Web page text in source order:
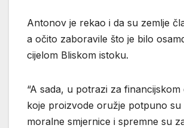
Antonov je rekao i da su zemlje
a očito zaboravile što je bilo
cijelom Bliskom istoku.
“A sada, u potrazi za
koje proizvode oružje potpuno su
moralne smjernice i spremne su